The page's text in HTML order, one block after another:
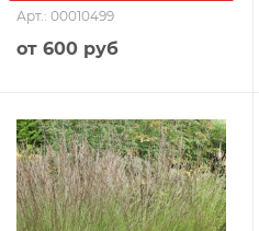
Арт.: 00010499
от600 руб